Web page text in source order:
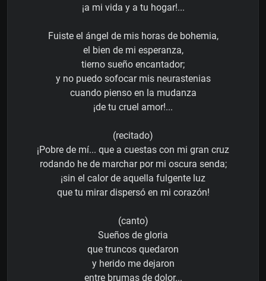
¡a mi vida y a tu hogar!...
Fuiste el ángel de mis horas de bohemia,
el bien de mi esperanza,
tierno sueño encantador;
y no puedo sofocar mis neurastenias
cuando pienso en la mudanza
¡de tu cruel amor!...
(recitado)
¡Pobre de mí... que a cuestas con mi gran cruz
rodando he de marchar por mi oscura senda;
¡sin el calor de aquella fulgente luz
que tu mirar dispersó en mi corazón!
(canto)
Sueños de gloria
que truncos quedaron
y herido me dejaron
entre brumas de dolor...